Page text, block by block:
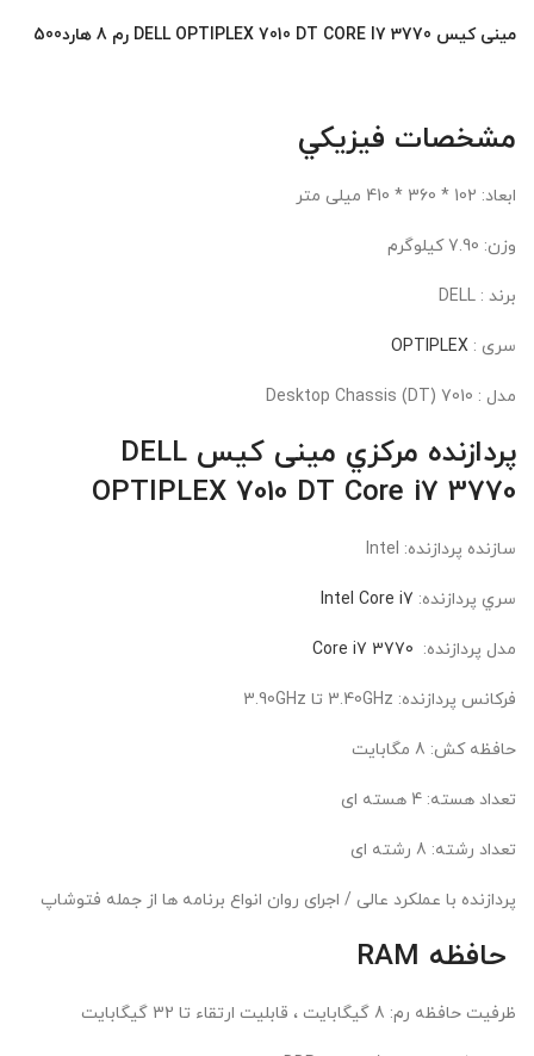
مینی کیس DELL OPTIPLEX 7010 DT CORE I7 3770 رم 8 هارد500
مشخصات فيزيکي
ابعاد: 102 * 360 * 410 میلی متر
وزن: 7.90 کیلوگرم
برند : DELL
سری : OPTIPLEX
مدل : 7010 Desktop Chassis (DT)
پردازنده مرکزي مینی کیس DELL
OPTIPLEX 7010 DT Core i7 3770
سازنده پردازنده: Intel
سري پردازنده: Intel Core i7
مدل پردازنده: Core i7 3770
فرکانس پردازنده: 3.40GHz تا 3.90GHz
حافظه کش: 8 مگابايت
تعداد هسته: 4 هسته ای
تعداد رشته: 8 رشته ای
پردازنده با عملکرد عالی / اجرای روان انواع برنامه ها از جمله فتوشاپ
حافظه RAM
ظرفيت حافظه رم: 8 گیگابایت ، قابلیت ارتقاء تا 32 گیگابایت